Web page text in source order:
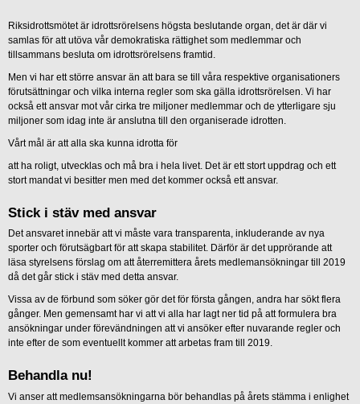
Riksidrottsmötet är idrottsrörelsens högsta beslutande organ, det är där vi
samlas för att utöva vår demokratiska rättighet som medlemmar och
tillsammans besluta om idrottsrörelsens framtid.
Men vi har ett större ansvar än att bara se till våra respektive organisationers
förutsättningar och vilka interna regler som ska gälla idrottsrörelsen. Vi har
också ett ansvar mot vår cirka tre miljoner medlemmar och de ytterligare sju
miljoner som idag inte är anslutna till den organiserade idrotten.
Vårt mål är att alla ska kunna idrotta för
att ha roligt, utvecklas och må bra i hela livet. Det är ett stort uppdrag och ett
stort mandat vi besitter men med det kommer också ett ansvar.
Stick i stäv med ansvar
Det ansvaret innebär att vi måste vara transparenta, inkluderande av nya
sporter och förutsägbart för att skapa stabilitet. Därför är det upprörande att
läsa styrelsens förslag om att återremittera årets medlemansökningar till 2019
då det går stick i stäv med detta ansvar.
Vissa av de förbund som söker gör det för första gången, andra har sökt flera
gånger. Men gemensamt har vi att vi alla har lagt ner tid på att formulera bra
ansökningar under förevändningen att vi ansöker efter nuvarande regler och
inte efter de som eventuellt kommer att arbetas fram till 2019.
Behandla nu!
Vi anser att medlemsansökningarna bör behandlas på årets stämma i enlighet